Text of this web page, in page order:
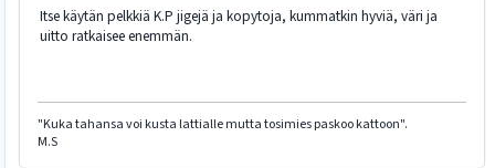
Itse käytän pelkkiä K.P jigejä ja kopytoja, kummatkin hyviä, väri ja
uitto ratkaisee enemmän.
"Kuka tahansa voi kusta lattialle mutta tosimies paskoo kattoon".
M.S